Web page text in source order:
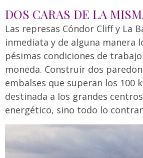
DOS CARAS DE LA
Las represas Cóndor Cliff y La
inmediata y de alguna manera
pésimas condiciones de
moneda. Construir dos
embalses que superan los 100
destinada a los grandes
energético, sino todo lo